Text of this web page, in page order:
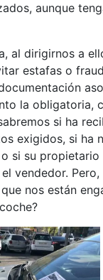
aunque
al dirigirnos a
estafas o
la obligatoria,
si ha
exigidos, si ha
si su propietario
vendedor.
nos están